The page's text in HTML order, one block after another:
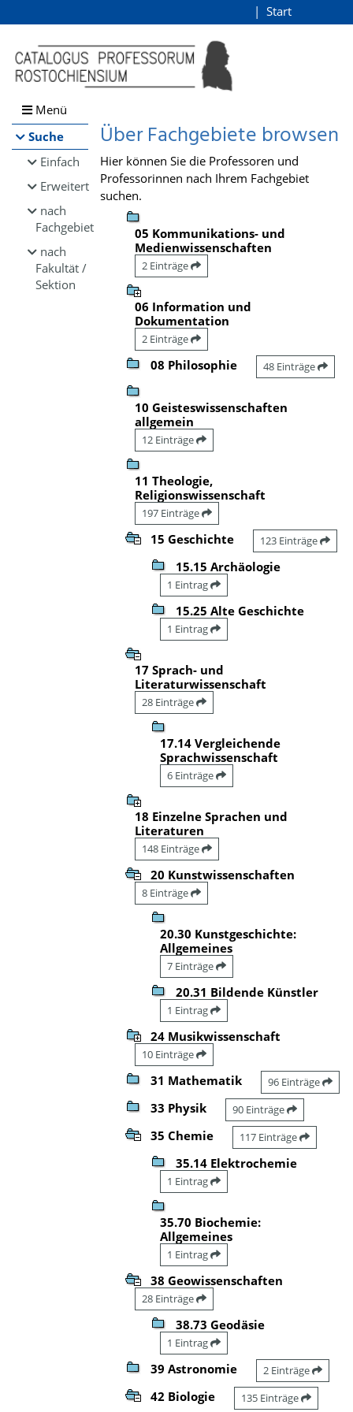
Browsen
direkt zum Inhalt
Start
Menü
Suche
Einfach
Erweitert
nach
Fachgebiet
nach
Fakultät /
Sektion
Über Fachgebiete browsen
Hier können Sie die Professoren und
Professorinnen nach Ihrem Fachgebiet
suchen.
05 Kommunikations- und
Medienwissenschaften
2 Einträge
06 Information und
Dokumentation
2 Einträge
08 Philosophie 48 Einträge
10 Geisteswissenschaften
allgemein
12 Einträge
11 Theologie,
Religionswissenschaft
197 Einträge
15 Geschichte 123 Einträge
15.15 Archäologie
1 Eintrag
15.25 Alte Geschichte
1 Eintrag
17 Sprach- und
Literaturwissenschaft
28 Einträge
17.14 Vergleichende
Sprachwissenschaft
6 Einträge
18 Einzelne Sprachen und
Literaturen
148 Einträge
20 Kunstwissenschaften
8 Einträge
20.30 Kunstgeschichte:
Allgemeines
7 Einträge
20.31 Bildende Künstler
1 Eintrag
24 Musikwissenschaft
10 Einträge
31 Mathematik 96 Einträge
33 Physik 90 Einträge
35 Chemie 117 Einträge
35.14 Elektrochemie
1 Eintrag
35.70 Biochemie:
Allgemeines
1 Eintrag
38 Geowissenschaften
28 Einträge
38.73 Geodäsie
1 Eintrag
39 Astronomie 2 Einträge
42 Biologie 135 Einträge